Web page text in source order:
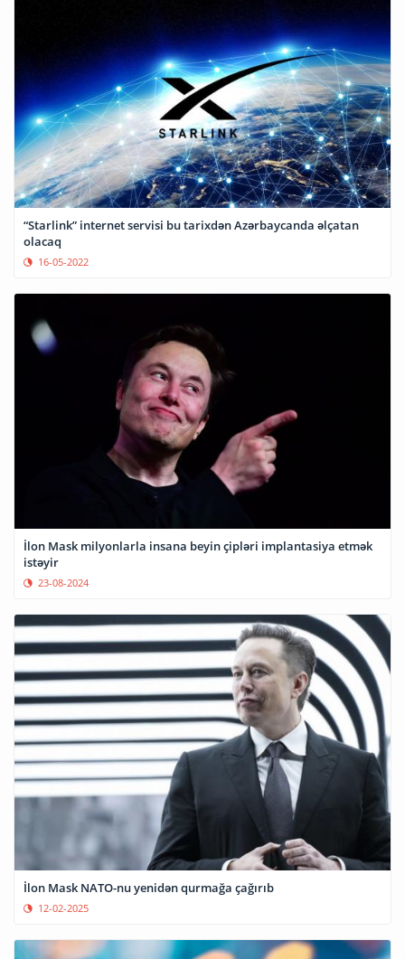
“Starlink” internet servisi bu tarixdən Azərbaycanda əlçatan
olacaq
16-05-2022
İlon Mask milyonlarla insana beyin çipləri implantasiya etmək
istəyir
23-08-2024
İlon Mask NATO-nu yenidən qurmağa çağırıb
12-02-2025